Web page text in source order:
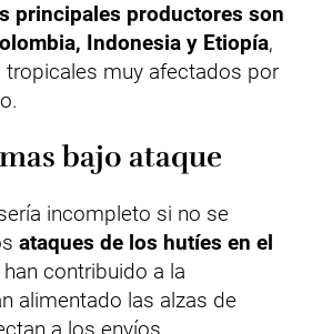
principales productores son
Indonesia y Etiopía,
muy afectados por
bajo ataque
incompleto si no se
ataques de los hutíes en el
contribuido a la
alimentado las alzas de